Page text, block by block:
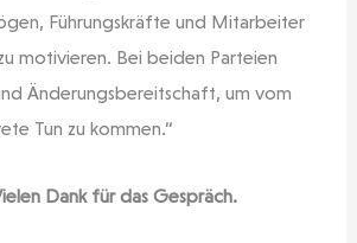
Führungskräfte und Mitarbeiter
motivieren. Bei beiden Parteien
Änderungsbereitschaft, um vom
Tun zu kommen.“
Dank für das Gespräch.